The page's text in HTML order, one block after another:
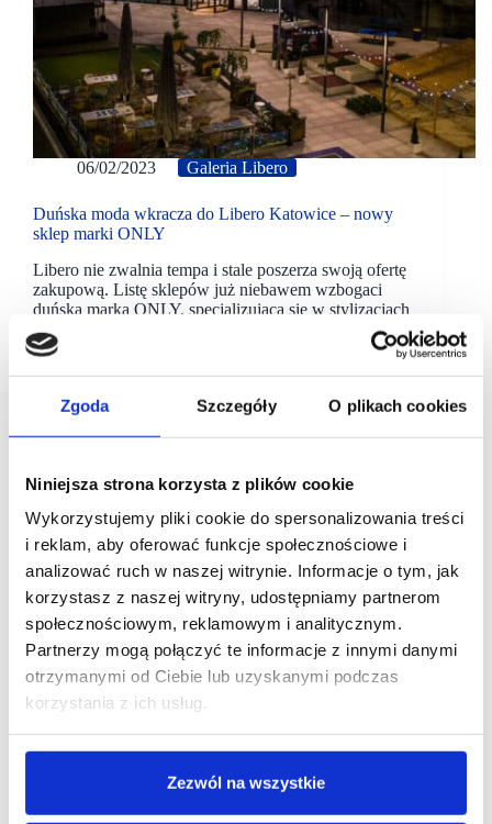
Zgoda Szczegóły O plikach cookies
Niniejsza strona korzysta z plików cookie
Wykorzystujemy pliki cookie do spersonalizowania treści
i reklam, aby oferować funkcje społecznościowe i
analizować ruch w naszej witrynie. Informacje o tym, jak
korzystasz z naszej witryny, udostępniamy partnerom
społecznościowym, reklamowym i analitycznym.
Partnerzy mogą połączyć te informacje z innymi danymi
otrzymanymi od Ciebie lub uzyskanymi podczas
korzystania z ich usług.
Zezwól na wszystkie
06/02/2023 Galeria Libero
Duńska moda wkracza do Libero Katowice – nowy
sklep marki ONLY
Libero nie zwalnia tempa i stale poszerza swoją ofertę
zakupową. Listę sklepów już niebawem wzbogaci
duńska marka ONLY, specjalizująca się w stylizacjach
dla kobiet. Otwarcie nowego salonu zaplanowane jest
na marzec.